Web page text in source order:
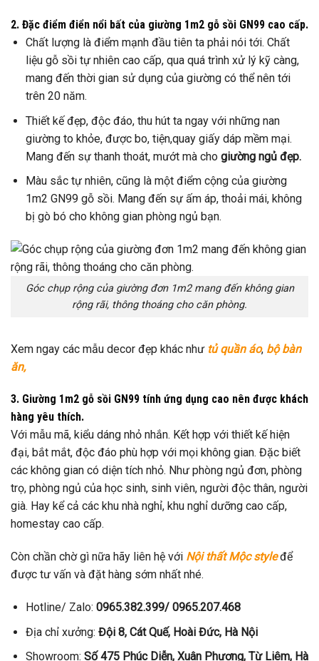
2. Đặc điểm điển nổi bất của giường 1m2 gỗ sồi GN99 cao cấp.
Chất lượng là điểm mạnh đầu tiên ta phải nói tới. Chất
liệu gỗ sồi tự nhiên cao cấp, qua quá trình xử lý kỹ càng,
mang đến thời gian sử dụng của giường có thể nên tới
trên 20 năm.
Thiết kế đẹp, độc đáo, thu hút ta ngay với những nan
giường to khỏe, được bo, tiện,quay giấy dáp mềm mại.
Mang đến sự thanh thoát, mướt mà cho giường ngủ đẹp.
Màu sắc tự nhiên, cũng là một điểm cộng của giường
1m2 GN99 gỗ sồi. Mang đến sự ấm áp, thoải mái, không
bị gò bó cho không gian phòng ngủ bạn.
Góc chụp rộng của giường đơn 1m2 mang đến không gian
rộng rãi, thông thoáng cho căn phòng.
Xem ngay các mẫu decor đẹp khác như tủ quần áo, bộ bàn
ăn,
3. Giường 1m2 gỗ sồi GN99 tính ứng dụng cao nên được khách
hàng yêu thích.
Với mẫu mã, kiểu dáng nhỏ nhắn. Kết hợp với thiết kế hiện
đại, bắt mắt, độc đáo phù hợp với mọi không gian. Đặc biết
các không gian có diện tích nhỏ. Như phòng ngủ đơn, phòng
trọ, phòng ngủ của học sinh, sinh viên, người độc thân, người
già. Hay kể cả các khu nhà nghỉ, khu nghỉ dưỡng cao cấp,
homestay cao cấp.
Còn chần chờ gì nữa hãy liên hệ với Nội thất Mộc styleđể
được tư vấn và đặt hàng sớm nhất nhé.
Hotline/ Zalo: 0965.382.399/ 0965.207.468
Địa chỉ xưởng: Đội 8, Cát Quế, Hoài Đức, Hà Nội
Showroom: Số 475 Phúc Diễn, Xuân Phương, Từ Liêm, Hà